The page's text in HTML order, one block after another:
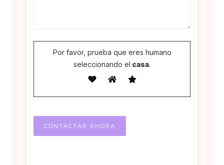
Por favor, prueba que eres humano
seleccionando el casa.